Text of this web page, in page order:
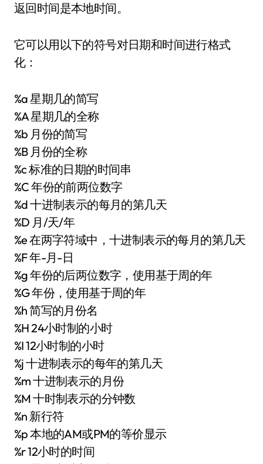
返回时间是本地时间。
它可以用以下的符号对日期和时间进行格式
化：
%a 星期几的简写
%A 星期几的全称
%b 月份的简写
%B 月份的全称
%c 标准的日期的时间串
%C 年份的前两位数字
%d 十进制表示的每月的第几天
%D 月/天/年
%e 在两字符域中，十进制表示的每月的第几天
%F 年-月-日
%g 年份的后两位数字，使用基于周的年
%G 年份，使用基于周的年
%h 简写的月份名
%H 24小时制的小时
%I 12小时制的小时
%j 十进制表示的每年的第几天
%m 十进制表示的月份
%M 十时制表示的分钟数
%n 新行符
%p 本地的AM或PM的等价显示
%r 12小时的时间